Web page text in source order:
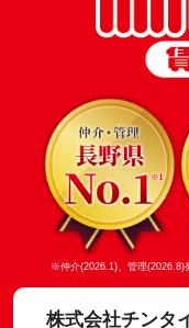
※仲介(2026.1)、管理(2026.8)
株式会社チンタ